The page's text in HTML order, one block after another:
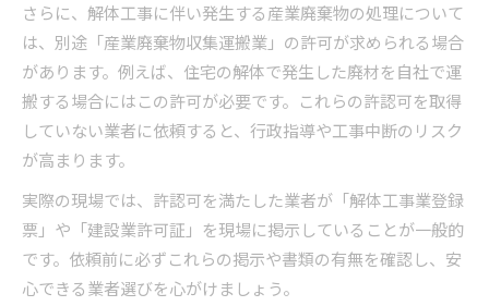
さらに、解体工事に伴い発生する産業廃棄物の処理について
は、別途「産業廃棄物収集運搬業」の許可が求められる場合
があります。例えば、住宅の解体で発生した廃材を自社で運
搬する場合にはこの許可が必要です。これらの許認可を取得
していない業者に依頼すると、行政指導や工事中断のリスク
が高まります。
実際の現場では、許認可を満たした業者が「解体工事業登録
票」や「建設業許可証」を現場に掲示していることが一般的
です。依頼前に必ずこれらの掲示や書類の有無を確認し、安
心できる業者選びを心がけましょう。